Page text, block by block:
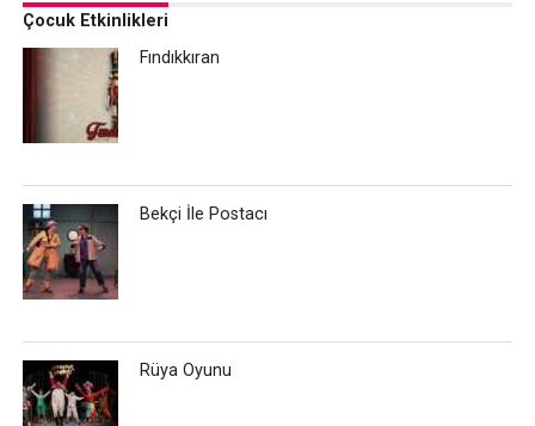
Çocuk Etkinlikleri
Fındıkkıran
Bekçi İle Postacı
Rüya Oyunu